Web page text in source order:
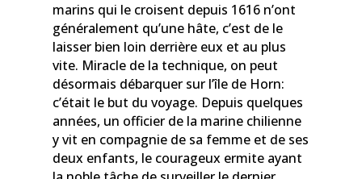
marins qui le croisent depuis 1616 n’ont
généralement qu’une hâte, c’est de le
laisser bien loin derrière eux et au plus
vite. Miracle de la technique, on peut
désormais débarquer sur l’île de Horn:
c’était le but du voyage. Depuis quelques
années, un officier de la marine chilienne
y vit en compagnie de sa femme et de ses
deux enfants, le courageux ermite ayant